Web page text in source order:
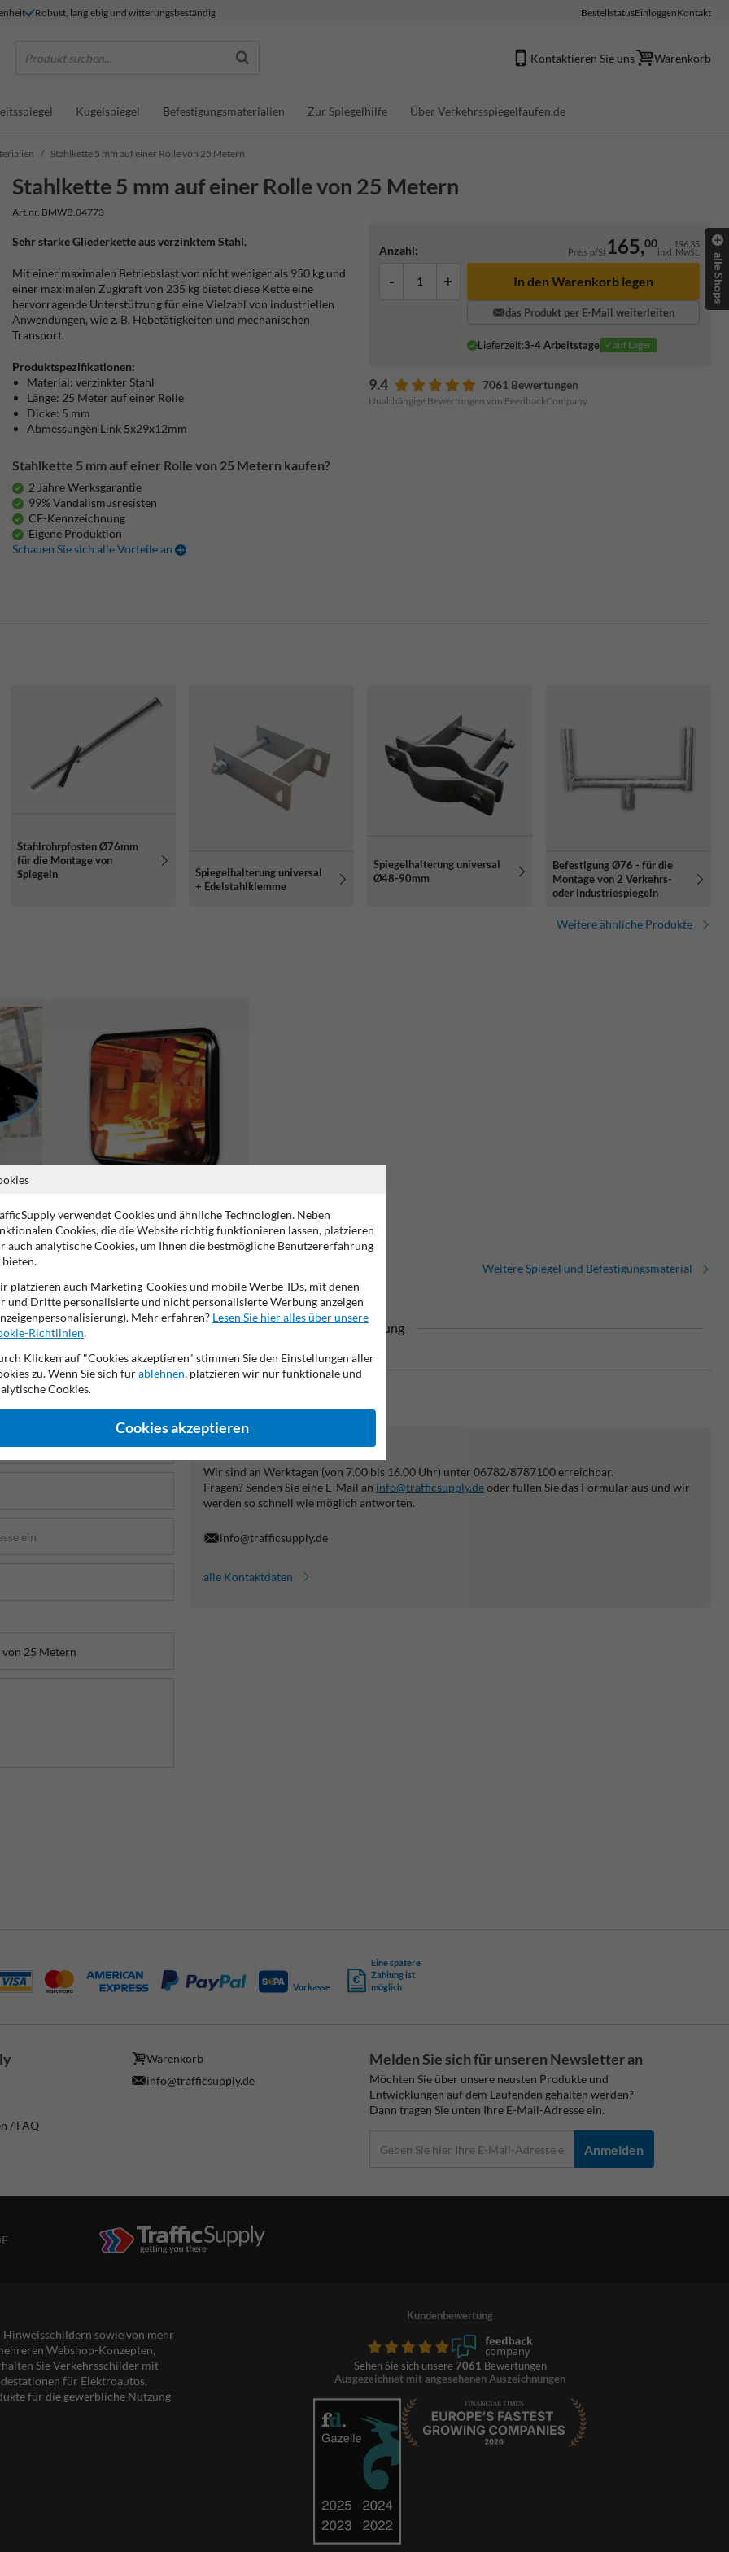
Robust, langlebig und witterungsbeständig BestellstatusEinloggenKontakt
Produkt suchen... Kontaktieren Sie uns Warenkorb
Kugelspiegel Befestigungsmaterialien Zur Spiegelhilfe Über Verkehrsspiegelfaufen.de
Stahlkette 5 mm auf einer Rolle von 25 Metern
Stahlkette 5 mm auf einer Rolle von 25 Metern
Art.nr. BMWB.04773
Anzahl: Preis p/St165,00 196,35
inkl. MwSt.
- + In den Warenkorb legen
das Produkt per E-Mail weiterleiten
Lieferzeit:3-4 Arbeitstage ✓auf Lager
9.4 7061 Bewertungen
Unabhängige Bewertungen von FeedbackCompany
Sehr starke Gliederkette aus verzinktem Stahl.
Mit einer maximalen Betriebslast von nicht weniger als 950 kg und
einer maximalen Zugkraft von 235 kg bietet diese Kette eine
hervorragende Unterstützung für eine Vielzahl von industriellen
Anwendungen, wie z. B. Hebetätigkeiten und mechanischen
Transport.
Produktspezifikationen:
Material: verzinkter Stahl
Länge: 25 Meter auf einer Rolle
Dicke: 5 mm
Abmessungen Link 5x29x12mm
Stahlkette 5 mm auf einer Rolle von 25 Metern kaufen?
2 Jahre Werksgarantie
99% Vandalismusresisten
CE-Kennzeichnung
Eigene Produktion
Schauen Sie sich alle Vorteile an
Stahlrohrpfosten Ø76mm
für die Montage von
Spiegeln
Spiegelhalterung universal
+ Edelstahlklemme
Spiegelhalterung universal
Ø48-90mm
Befestigung Ø76 - für die
Montage von 2 Verkehrs-
oder Industriespiegeln
Weitere ähnliche Produkte
Hitzebeständige Spiegel
Weitere Spiegel und Befestigungsmaterial
Werksgarantie 99% Vandalismusresisten CE-Kennzeichnung
Kontaktieren Sie uns
Wir sind an Werktagen (von 7.00 bis 16.00 Uhr) unter 06782/8787100 erreichbar.
Fragen? Senden Sie eine E-Mail an info@trafficsupply.deoder füllen Sie das Formular aus und wir
werden so schnell wie möglich antworten.
info@trafficsupply.de
alle Kontaktdaten
Vorkasse
Eine spätere
Zahlung ist
möglich
/ FAQ
Warenkorb
info@trafficsupply.de
Melden Sie sich für unseren Newsletter an
Möchten Sie über unsere neusten Produkte und
Entwicklungen auf dem Laufenden gehalten werden?
Dann tragen Sie unten Ihre E-Mail-Adresse ein.
Anmelden
sowie von mehr
Webshop-Konzepten,
Sie Verkehrsschilder mit
für Elektroautos,
für die gewerbliche Nutzung
Kundenbewertung
Sehen Sie sich unsere 7061 Bewertungen
Ausgezeichnet mit angesehenen Auszeichnungen
alle Shops
verwendet Cookies und ähnliche Technologien. Neben
Cookies, die die Website richtig funktionieren lassen, platzieren
auch analytische Cookies, um Ihnen die bestmögliche Benutzererfahrung
bieten.
platzieren auch Marketing-Cookies und mobile Werbe-IDs, mit denen
und Dritte personalisierte und nicht personalisierte Werbung anzeigen
Mehr erfahren? Lesen Sie hier alles über unsere
Richtlinien.
Klicken auf "Cookies akzeptieren" stimmen Sie den Einstellungen aller
zu. Wenn Sie sich fürablehnen, platzieren wir nur funktionale und
Cookies.
Cookies akzeptieren